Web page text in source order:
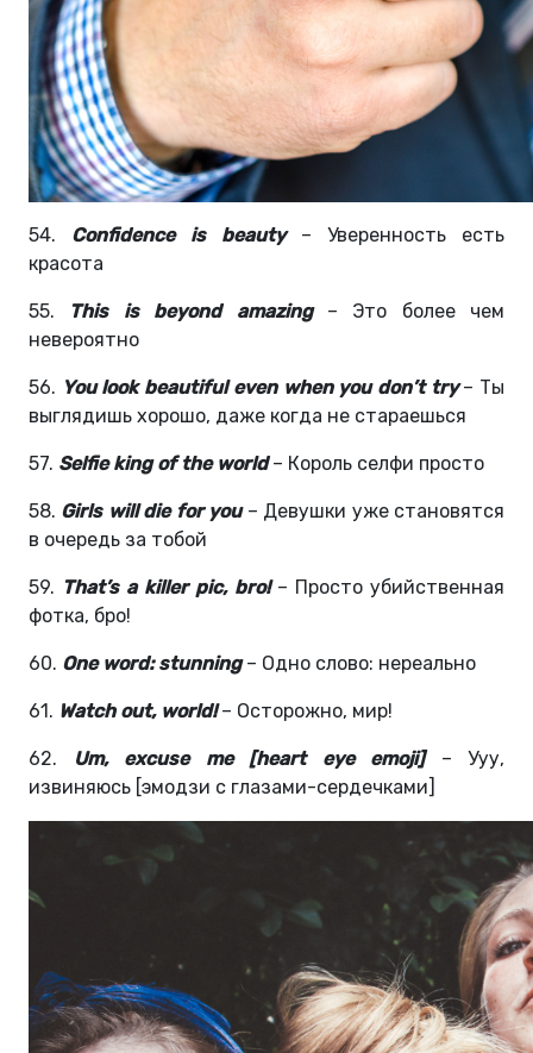
54. Confidence is beauty– Уверенность есть
красота
55. This is beyond amazing– Это более чем
невероятно
56. You look beautiful even when you don’t try– Ты
выглядишь хорошо, даже когда не стараешься
57. Selfie king of the world– Король селфи просто
58. Girls will die for you– Девушки уже становятся
в очередь за тобой
59. That’s a killer pic, bro!– Просто убийственная
фотка, бро!
60. One word: stunning– Одно слово: нереально
61. Watch out, world!– Осторожно, мир!
62. Um, excuse me [heart eye emoji]– Ууу,
извиняюсь [эмодзи с глазами-сердечками]